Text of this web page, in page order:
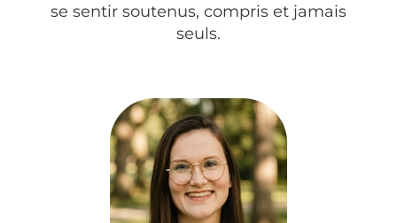
se sentir soutenus, compris et jamais
seuls.